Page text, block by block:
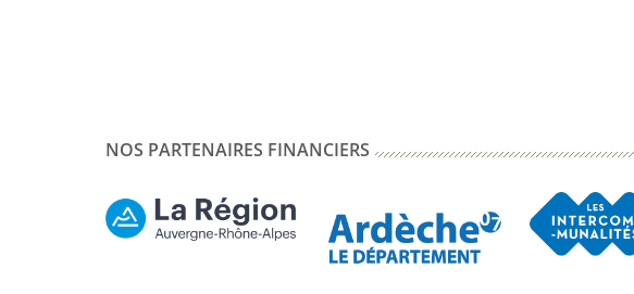
NOS PARTENAIRES FINANCIERS